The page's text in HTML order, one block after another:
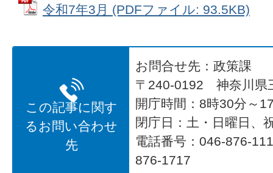
令和7年3月 (PDFファイル: 93.5KB)
この記事に関す
るお問い合わせ
先
お問合せ先：政策課
〒240-0192 神奈川県
開庁時間：8時30分～
閉庁日：土・日曜日、
電話番号：046-876-
876-1717